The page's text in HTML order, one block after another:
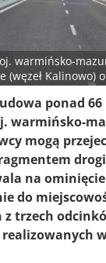
warmińsko-
(węzeł Kalinowo)
ponad
warmińsko-
mogą
na ominięcie
do
z trzech
realizowanych